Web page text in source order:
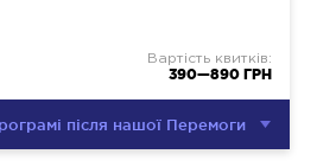
Вартість квитків:
390—890 ГРН
після нашої Перемоги